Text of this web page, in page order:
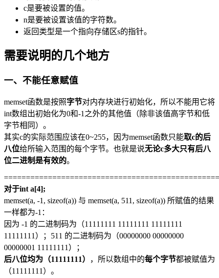
c是要被设置的值。
n是要被设置该值的字符数。
返回类型是一个指向存储区s的指针。
需要说明的几个地方
一、不能任意赋值
memset函数是按照字节对内存块进行初始化，所以不能用它将
int数组出初始化为0和-1之外的其他值（除非该值高字节和低
字节相同）。
其实c的实际范围应该在0~255，因为memset函数只能取c的后
八位给所输入范围的每个字节。也就是说无论c多大只有后八
位二进制是有效的。
对于int a[4];
memset(a, -1, sizeof(a)) 与 memset(a, 511, sizeof(a)) 所赋值的结果
一样都为-1：
因为 -1 的二进制码为（11111111 11111111 11111111
11111111）；511 的二进制码为（00000000 00000000
00000001 11111111）；
后八位均为（11111111）
，所以数组中的每个字节都被赋值为
（11111111）。